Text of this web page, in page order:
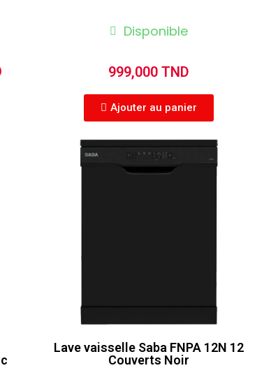
Disponible
999,000 TND
Ajouter au panier
Lave vaisselle Saba FNPA 12N 12
Couverts Noir